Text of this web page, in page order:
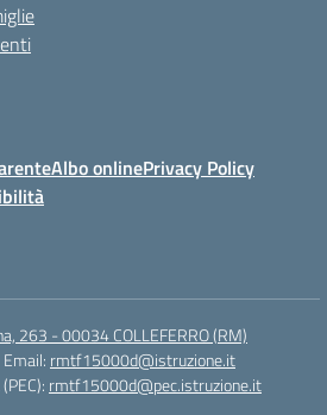
Albo onlinePrivacy Policy
263 - 00034 COLLEFERRO (RM)
Email: rmtf15000d@istruzione.it
rmtf15000d@pec.istruzione.it